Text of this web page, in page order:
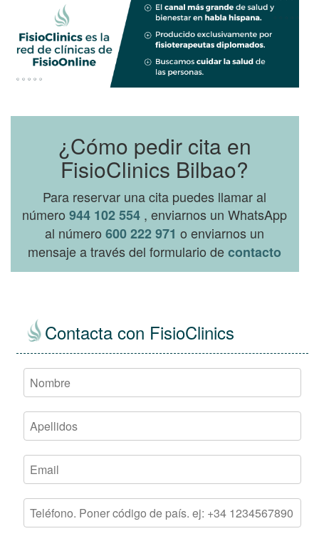
¿Cómo pedir cita en
FisioClinics Bilbao?
Para reservar una cita puedes llamar al
número944 102 554 , enviarnos un WhatsApp
al número600 222 971 o enviarnos un
mensaje a través del formulario decontacto
Contacta con FisioClinics